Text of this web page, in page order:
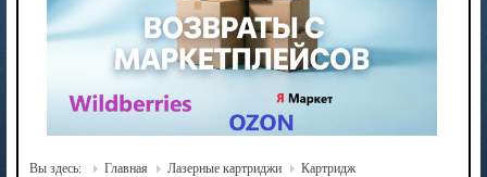
Вы здесь: Главная Лазерные картриджи
Картридж